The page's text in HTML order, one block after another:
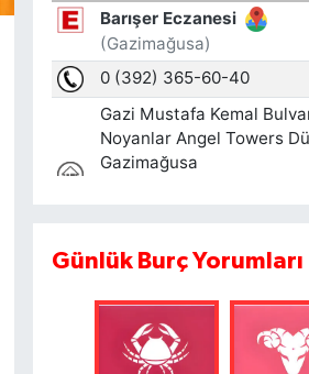
Günlük Burç Yorumları